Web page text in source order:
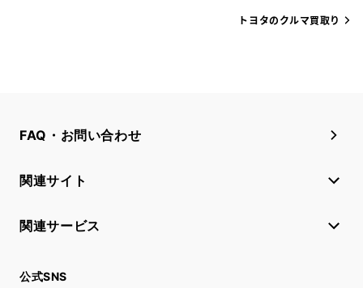
トヨタのクルマ買取り
FAQ・お問い合わせ
関連サイト
関連サービス
公式SNS